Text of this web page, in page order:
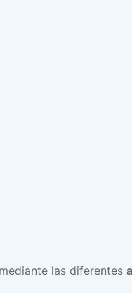
las diferentes